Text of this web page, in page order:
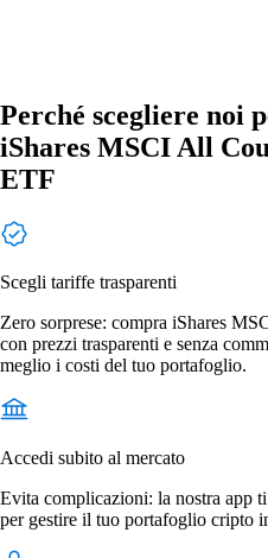
Perché scegliere noi
iShares MSCI All
ETF
Scegli tariffe trasparenti
Zero sorprese: compra iShares
con prezzi trasparenti e senza
meglio i costi del tuo portafoglio.
Accedi subito al mercato
Evita complicazioni: la nostra app
per gestire il tuo portafoglio cripto